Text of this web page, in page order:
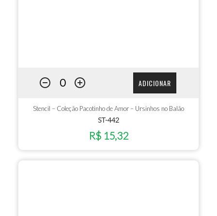
ADICIONAR
Stencil – Coleção Pacotinho de Amor – Ursinhos no Balão
ST-442
R$ 15,32